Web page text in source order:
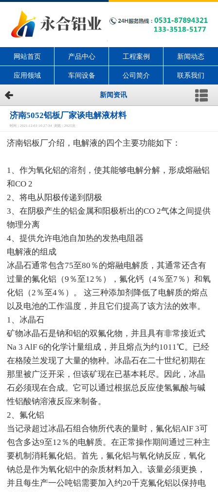
网站首页 产品中心 工程案例 新闻动态
应用领域 车间设备 公司简介 联系我们
新闻资讯
济南5052铝板厂家谈电解液材料
时间：2021-12-03 10:27:34 浏览：2925次
济南铝板厂介绍，电解液的四个主要功能如下：
1、作为氧化铝的溶剂，使其能够电解分解，形成熔融铝
和CO 2
2、将电从阳极传递到阴极
3、在阴极产生的铝金属和阳极析出的CO 2气体之间提供
物理分离
4、提供允许电池自加热的发热电阻器
电解液的组成
冰晶石通常包含75至80％的熔融电解质，其通常还含有
过量的氟化铝（9％至12％），氟化钙（4％至7％）和氧
化铝（2％至4％）。 这三种添加剂降低了电解质的熔点
以及电池的工作温度，并且它们提高了该方法的效率。
1、冰晶石
矿物冰晶石是钠和铝的双氟化物，并且具有非常接近式
Na 3 AlF 6的化学计量组成，并且熔点为约1011℃。已经
在格陵兰发现了大量的物种。冰晶石在二十世纪初期在
那里被广泛开采，但该矿现在已基本耗尽。因此，冰晶
石必须现在合成。它可以通过根据总反应使氢氟酸与碱
性铝酸钠溶液反应来制备。
2、氟化铝
当记录超过冰晶石组合物所代表的量时，氟化铝AlF 3可
包含多达9至12％的电解质。在正常操作期间通过三种主
要机制消耗氟化铝。首先，氟化铝与氧化钠反应，氧化
钠总是作为氧化铝中的杂质材料加入。该量必须更换，
并且每生产一公吨铝需要加入约20千克氟化铝以保持电